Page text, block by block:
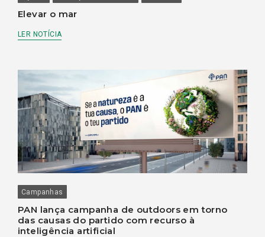
Elevar o mar
LER NOTÍCIA
Campanhas
PAN lança campanha de outdoors em torno
das causas do partido com recurso à
inteligência artificial